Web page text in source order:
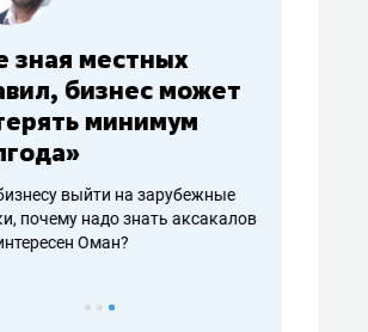
местных
бизнес может
минимум
выйти на зарубежные
почему надо знать аксакалов и
Оман?